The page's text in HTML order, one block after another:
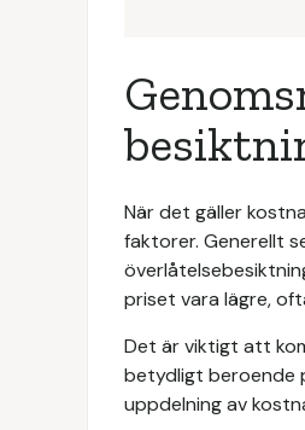
När det gäller
faktorer. Generellt
priset vara lägre,
Det är viktigt att
betydligt beroende
uppdelning av